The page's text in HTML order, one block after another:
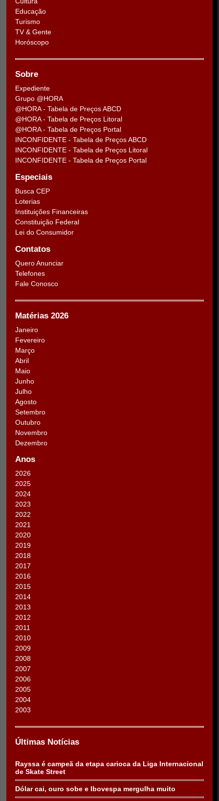
Educação
Turismo
TV & Gente
Horóscopo
Sobre
Expediente
Grupo @HORA
@HORA - Tabela de Preços ABCD
@HORA - Tabela de Preços Litoral
@HORA - Tabela de Preços Portal
INCONFIDENTE - Tabela de Preços ABCD
INCONFIDENTE - Tabela de Preços Litoral
INCONFIDENTE - Tabela de Preços Portal
Especiais
Busca CEP
Loterias
Instituições Financeiras
Constituição Federal
Lei do Consumidor
Contatos
Quero Anunciar
Telefones
Fale Conosco
Matérias 2026
Janeiro
Fevereiro
Março
Abril
Maio
Junho
Julho
Agosto
Setembro
Outubro
Novembro
Dezembro
Anos
2026
2025
2024
2023
2022
2021
2020
2019
2018
2017
2016
2015
2014
2013
2012
2011
2010
2009
2008
2007
2006
2005
2004
2003
Últimas Notícias
Rayssa é campeã da etapa carioca da Liga Internacional
de Skate Street
Dólar cai, ouro sobe e Ibovespa mergulha muito